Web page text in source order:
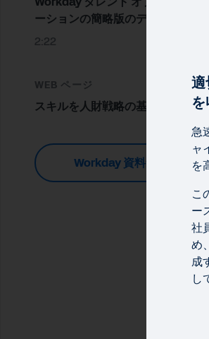
ーションの簡略版のデモ
2:22
WEB ページ
スキルを人財戦略の基盤にする
Workday 資料集
急
ャ
を
こ
ー
社
め
成
し